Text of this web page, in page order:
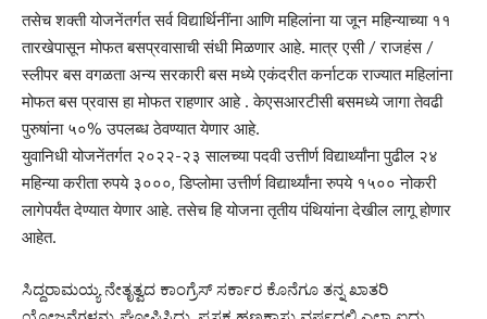
तसेच शक्ती योजनेंतर्गत सर्व विद्यार्थिनींना आणि महिलांना या जून महिन्याच्या ११
तारखेपासून मोफत बसप्रवासाची संधी मिळणार आहे. मात्र एसी / राजहंस /
स्लीपर बस वगळता अन्य सरकारी बस मध्ये एकंदरीत कर्नाटक राज्यात महिलांना
मोफत बस प्रवास हा मोफत राहणार आहे . केएसआरटीसी बसमध्ये जागा तेवढी
पुरुषांना ५०% उपलब्ध ठेवण्यात येणार आहे.
युवानिधी योजनेंतर्गत २०२२-२३ सालच्या पदवी उत्तीर्ण विद्यार्थ्यांना पुढील २४
महिन्या करीता रुपये ३०००, डिप्लोमा उत्तीर्ण विद्यार्थ्यांना रुपये १५०० नोकरी
लागेपर्यंत देण्यात येणार आहे. तसेच हि योजना तृतीय पंथियांना देखील लागू होणार
आहेत.
ಸಿದ್ದರಾಮಯ್ಯ ನೇತೃತ್ವದ ಕಾಂಗ್ರೆಸ್ ಸರ್ಕಾರ ಕೊನೆಗೂ ತನ್ನ ಖಾತರಿ